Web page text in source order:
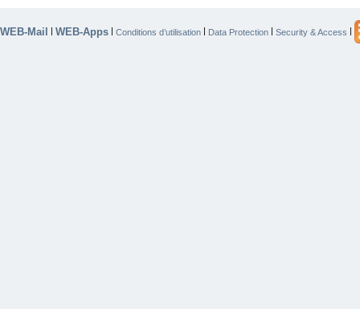
WEB-Mail | WEB-Apps | Conditions d’utilisation | Data Protection | Security & Access |